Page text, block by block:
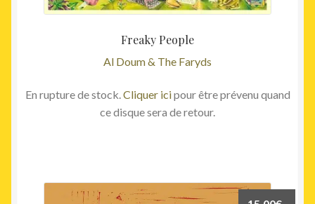
Freaky People
Al Doum & The Faryds
En rupture de stock.Cliquer icipour être prévenu quand
ce disque sera de retour.